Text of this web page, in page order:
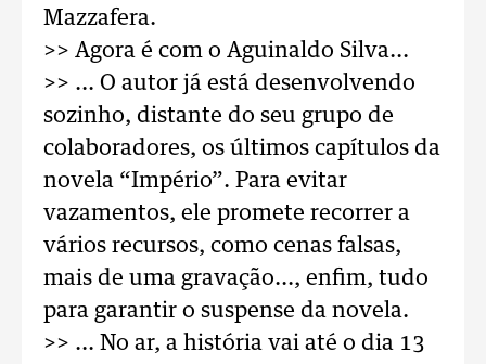
Mazzafera.
>> Agora é com o Aguinaldo Silva...
>> ... O autor já está desenvolvendo
sozinho, distante do seu grupo de
colaboradores, os últimos capítulos da
novela “Império”. Para evitar
vazamentos, ele promete recorrer a
vários recursos, como cenas falsas,
mais de uma gravação..., enfim, tudo
para garantir o suspense da novela.
>> ... No ar, a história vai até o dia 13